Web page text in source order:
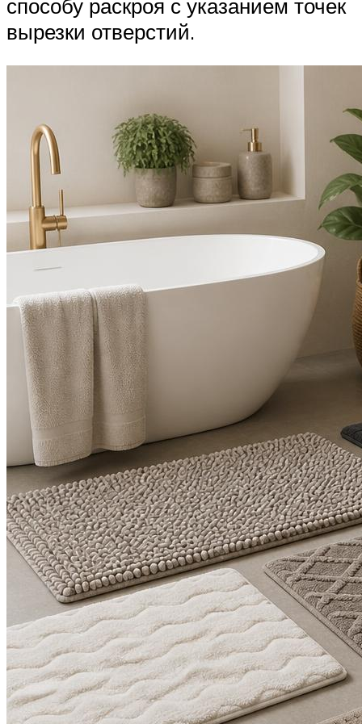
способу раскроя с указанием точек
вырезки отверстий.